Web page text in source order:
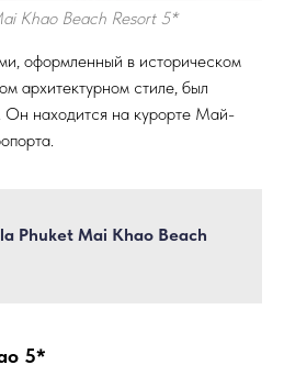
Khao Beach Resort 5*
оформленный в историческом
архитектурном стиле, был
Он находится на курорте Май-
Phuket Mai Khao Beach
5*